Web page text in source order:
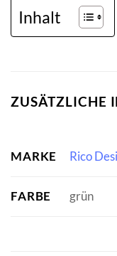
Inhalt
ZUSÄTZLICHE
MARKE Rico
FARBE grün